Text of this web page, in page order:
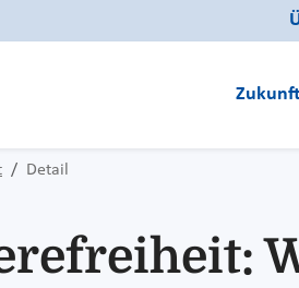
Detail